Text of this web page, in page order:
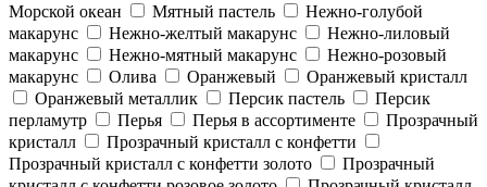
Морской океан
Мятный пастель
Нежно-голубой
макарунс
Нежно-желтый макарунс
Нежно-лиловый
макарунс
Нежно-мятный макарунс
Нежно-розовый
макарунс
Олива Оранжевый
Оранжевый кристалл
Оранжевый металлик
Персик пастель
Персик
перламутр
Перья Перья в ассортименте
Прозрачный
кристалл
Прозрачный кристалл с конфетти
Прозрачный кристалл с конфетти золото
Прозрачный